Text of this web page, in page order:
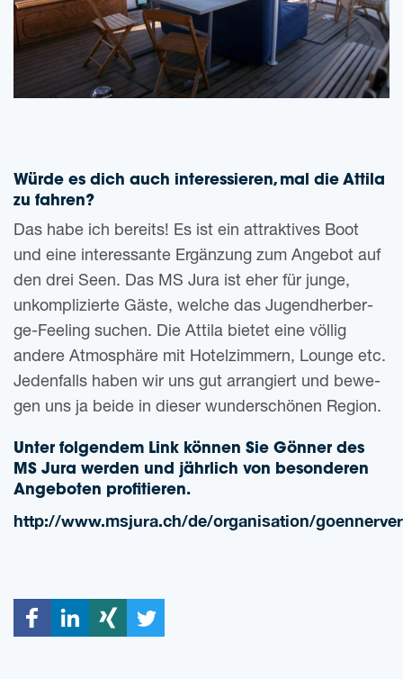
Würde es dich auch inter­es­sie­ren, mal die Attila
zu fahren?
Das habe ich bereits! Es ist ein attrak­ti­ves Boot
und eine inter­es­san­te Ergän­zung zum Ange­bot auf
den drei Seen. Das MS Jura ist eher für junge,
unkom­pli­zier­te Gäste, wel­che das Jugend­her­ber­
ge-Fee­ling suchen. Die Attila bie­tet eine völ­lig
ande­re Atmo­sphä­re mit Hotel­zim­mern, Lounge etc.
Jeden­falls haben wir uns gut arran­giert und bewe­
gen uns ja beide in die­ser wun­der­schö­nen Region.
Unter fol­gen­dem Link kön­nen Sie Gön­ner des
MS Jura wer­den und jähr­lich von beson­de­ren
Ange­bo­ten profitieren.
http://www.msjura.ch/de/organisation/